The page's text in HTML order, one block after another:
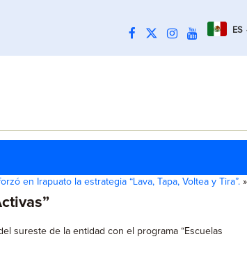
ES
en Irapuato la estrategia “Lava, Tapa, Voltea y Tira”. »
sureste de la entidad con el programa “Escuelas